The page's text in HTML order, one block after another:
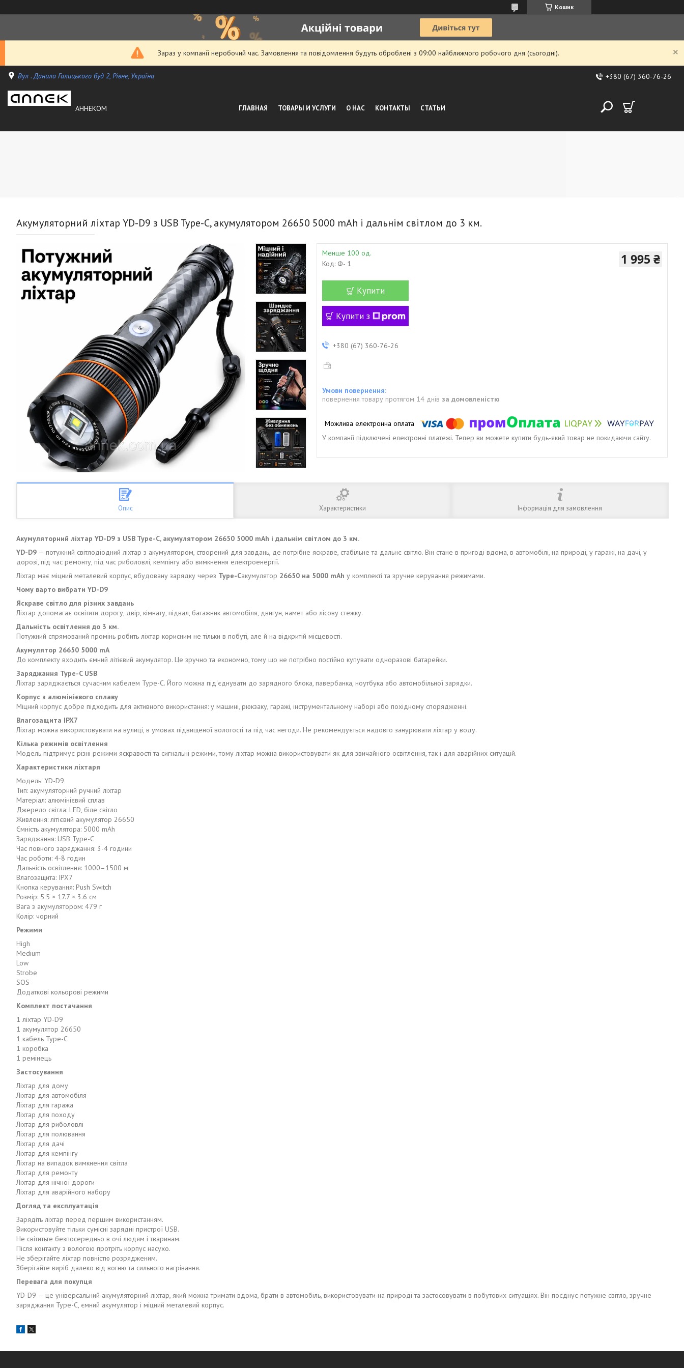
Кошик
Зараз у компанії неробочий час. Замовлення та повідомлення будуть оброблені з 09:00 найближчого робочого дня (сьогодні).
Вул . Данила Галицького буд 2, Рівне, Україна +380 (67) 360-76-26
АННЕКОМ ГЛАВНАЯ ТОВАРЫ И УСЛУГИ О НАС КОНТАКТЫ СТАТЬИ
Акумуляторний ліхтар YD-D9 з USB Type-C, акумулятором 26650 5000 mAh і дальнім світлом до 3 км.
Менше 100 од.
Код: Ф- 1 1 995 ₴
Купити
Купити з
+380 (67) 360-76-26
повернення товару протягом 14 днів за домовленістю
У компанії підключені електронні платежі. Тепер ви можете купити будь-який товар не покидаючи сайту.
Опис Характеристики Інформація для замовлення
Акумуляторний ліхтар YD-D9 з USB Type-C, акумулятором 26650 5000 mAh і дальнім світлом до 3 км.
YD-D9 — потужний світлодіодний ліхтар з акумулятором, створений для завдань, де потрібне яскраве, стабільне та дальнє світло. Він стане в пригоді вдома, в автомобілі, на природі, у гаражі, на дачі, у
дорозі, під час ремонту, під час риболовлі, кемпінгу або вимкнення електроенергії.
Ліхтар має міцний металевий корпус, вбудовану зарядку через Type-Cакумулятор 26650 на 5000 mAh у комплекті та зручне керування режимами.
Чому варто вибрати YD-D9
Яскраве світло для різних завдань
Ліхтар допомагає освітити дорогу, двір, кімнату, підвал, багажник автомобіля, двигун, намет або лісову стежку.
Дальність освітлення до 3 км.
Потужний спрямований промінь робить ліхтар корисним не тільки в побуті, але й на відкритій місцевості.
Акумулятор 26650 5000 mA
До комплекту входить ємний літієвий акумулятор. Це зручно та економно, тому що не потрібно постійно купувати одноразові батарейки.
Заряджання Type-C USB
Ліхтар заряджається сучасним кабелем Type-C. Його можна під'єднувати до зарядного блока, павербанка, ноутбука або автомобільної зарядки.
Корпус з алюмінієвого сплаву
Міцний корпус добре підходить для активного використання: у машині, рюкзаку, гаражі, інструментальному наборі або похідному спорядженні.
Влагозащита IPX7
Ліхтар можна використовувати на вулиці, в умовах підвищеної вологості та під час негоди. Не рекомендується надовго занурювати ліхтар у воду.
Кілька режимів освітлення
Модель підтримує різні режими яскравості та сигнальні режими, тому ліхтар можна використовувати як для звичайного освітлення, так і для аварійних ситуацій.
Характеристики ліхтаря
Модель: YD-D9
Тип: акумуляторний ручний ліхтар
Матеріал: алюмінієвий сплав
Джерело світла: LED, біле світло
Живлення: літієвий акумулятор 26650
Ємність акумулятора: 5000 mAh
Заряджання: USB Type-C
Час повного заряджання: 3-4 години
Час роботи: 4-8 годин
Дальність освітлення: 1000–1500 м
Влагозащита: IPX7
Кнопка керування: Push Switch
Розмір: 5.5 × 17.7 × 3.6 см
Вага з акумулятором: 479 г
Колір: чорний
Режими
High
Medium
Low
Strobe
SOS
Додаткові кольорові режими
Комплект постачання
1 ліхтар YD-D9
1 акумулятор 26650
1 кабель Type-C
1 коробка
1 ремінець
Застосування
Ліхтар для дому
Ліхтар для автомобіля
Ліхтар для гаража
Ліхтар для походу
Ліхтар для риболовлі
Ліхтар для полювання
Ліхтар для дачі
Ліхтар для кемпінгу
Ліхтар на випадок вимкнення світла
Ліхтар для ремонту
Ліхтар для нічної дороги
Ліхтар для аварійного набору
Догляд та експлуатація
Зарядіть ліхтар перед першим використанням.
Використовуйте тільки сумісні зарядні пристрої USB.
Не світитьте безпосередньо в очі людям і тваринам.
Після контакту з вологою протріть корпус насухо.
Не зберігайте ліхтар повністю розрядженим.
Зберігайте виріб далеко від вогню та сильного нагрівання.
Перевага для покупця
YD-D9 — це універсальний акумуляторний ліхтар, який можна тримати вдома, брати в автомобіль, використовувати на природі та застосовувати в побутових ситуаціях. Він поєднує потужне світло, зручне
заряджання Type-C, ємний акумулятор і міцний металевий корпус.